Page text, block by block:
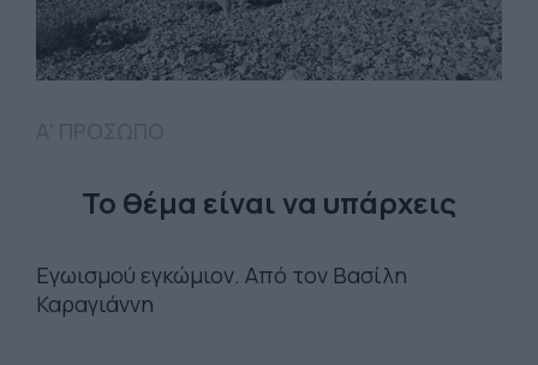
Το θέμα είναι να υπάρχεις
Εγωισμού εγκώμιον. Από τον Βασίλη
Καραγιάννη